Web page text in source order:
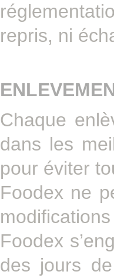
repris, ni
Chaque
dans les
pour éviter
Foodex ne
modifications
Foodex
des jours